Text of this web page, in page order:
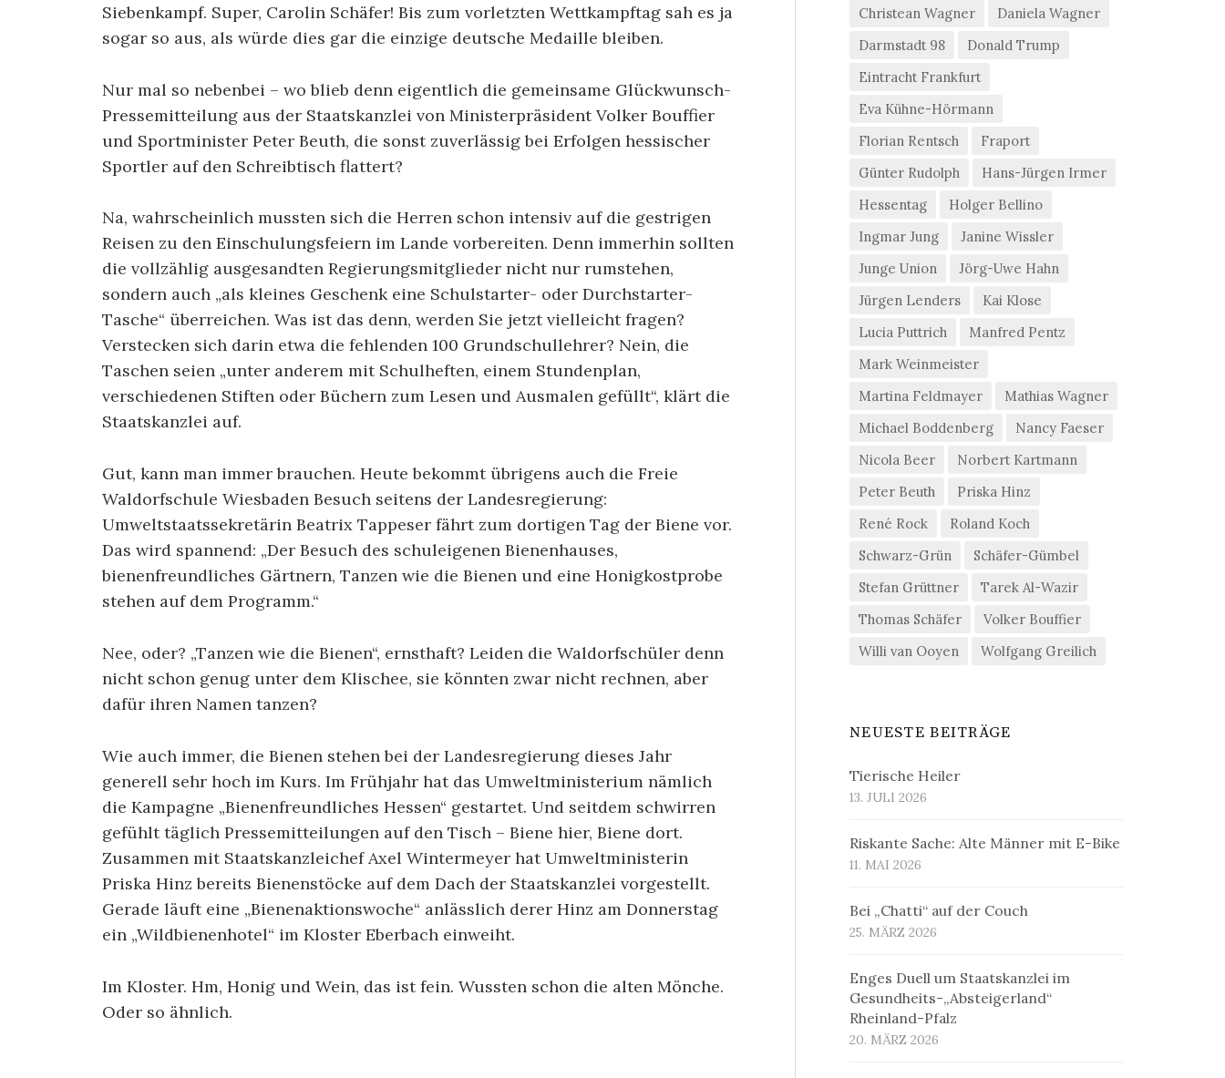
Siebenkampf. Super, Carolin Schäfer! Bis zum vorletzten Wettkampftag sah es ja
sogar so aus, als würde dies gar die einzige deutsche Medaille bleiben.
Nur mal so nebenbei – wo blieb denn eigentlich die gemeinsame Glückwunsch-
Pressemitteilung aus der Staatskanzlei von Ministerpräsident Volker Bouffier
und Sportminister Peter Beuth, die sonst zuverlässig bei Erfolgen hessischer
Sportler auf den Schreibtisch flattert?
Na, wahrscheinlich mussten sich die Herren schon intensiv auf die gestrigen
Reisen zu den Einschulungsfeiern im Lande vorbereiten. Denn immerhin sollten
die vollzählig ausgesandten Regierungsmitglieder nicht nur rumstehen,
sondern auch „als kleines Geschenk eine Schulstarter- oder Durchstarter-
Tasche“ überreichen. Was ist das denn, werden Sie jetzt vielleicht fragen?
Verstecken sich darin etwa die fehlenden 100 Grundschullehrer? Nein, die
Taschen seien „unter anderem mit Schulheften, einem Stundenplan,
verschiedenen Stiften oder Büchern zum Lesen und Ausmalen gefüllt“, klärt die
Staatskanzlei auf.
Gut, kann man immer brauchen. Heute bekommt übrigens auch die Freie
Waldorfschule Wiesbaden Besuch seitens der Landesregierung:
Umweltstaatssekretärin Beatrix Tappeser fährt zum dortigen Tag der Biene vor.
Das wird spannend: „Der Besuch des schuleigenen Bienenhauses,
bienenfreundliches Gärtnern, Tanzen wie die Bienen und eine Honigkostprobe
stehen auf dem Programm.“
Nee, oder? „Tanzen wie die Bienen“, ernsthaft? Leiden die Waldorfschüler denn
nicht schon genug unter dem Klischee, sie könnten zwar nicht rechnen, aber
dafür ihren Namen tanzen?
Wie auch immer, die Bienen stehen bei der Landesregierung dieses Jahr
generell sehr hoch im Kurs. Im Frühjahr hat das Umweltministerium nämlich
die Kampagne „Bienenfreundliches Hessen“ gestartet. Und seitdem schwirren
gefühlt täglich Pressemitteilungen auf den Tisch – Biene hier, Biene dort.
Zusammen mit Staatskanzleichef Axel Wintermeyer hat Umweltministerin
Priska Hinz bereits Bienenstöcke auf dem Dach der Staatskanzlei vorgestellt.
Gerade läuft eine „Bienenaktionswoche“ anlässlich derer Hinz am Donnerstag
ein „Wildbienenhotel“ im Kloster Eberbach einweiht.
Im Kloster. Hm, Honig und Wein, das ist fein. Wussten schon die alten Mönche.
Oder so ähnlich.
Christean Wagner
Daniela Wagner
Darmstadt 98
Donald Trump
Eintracht Frankfurt
Eva Kühne-Hörmann
Florian Rentsch
Fraport
Günter Rudolph
Hans-Jürgen Irmer
Hessentag
Holger Bellino
Ingmar Jung
Janine Wissler
Junge Union
Jörg-Uwe Hahn
Jürgen Lenders
Kai Klose
Lucia Puttrich
Manfred Pentz
Mark Weinmeister
Martina Feldmayer
Mathias Wagner
Michael Boddenberg
Nancy Faeser
Nicola Beer
Norbert Kartmann
Peter Beuth
Priska Hinz
René Rock
Roland Koch
Schwarz-Grün
Schäfer-Gümbel
Stefan Grüttner
Tarek Al-Wazir
Thomas Schäfer
Volker Bouffier
Willi van Ooyen
Wolfgang Greilich
NEUESTE BEITRÄGE
Tierische Heiler
13. JULI 2026
Riskante Sache: Alte Männer mit E-Bike
11. MAI 2026
Bei „Chatti“ auf der Couch
25. MÄRZ 2026
Enges Duell um Staatskanzlei im
Gesundheits-„Absteigerland“
Rheinland-Pfalz
20. MÄRZ 2026